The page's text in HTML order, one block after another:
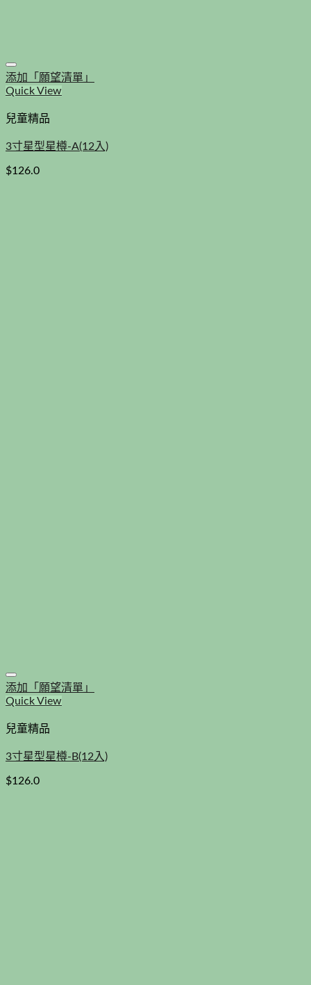
添加「願望清單」
Quick View
兒童精品
3寸星型星樽-A(12入)
$126.0
添加「願望清單」
Quick View
兒童精品
3寸星型星樽-B(12入)
$126.0